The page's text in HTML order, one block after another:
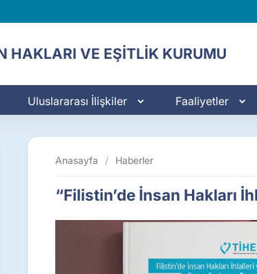
HAKLARI VE EŞİTLİK KURUMU
Uluslararası İlişkiler Faaliyetler
Anasayfa / Haberler
“Filistin’de İnsan Hakları